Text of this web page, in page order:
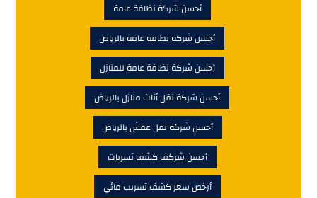
أحسن شركة نظافة عامة
أحسن شركة نظافة عامة بالرياض
أحسن شركة نظافة عامة للمنازل
أحسن شركة نقل أثاث منازل بالرياض
أحسن شركة نقل عفش بالرياض
أحسن شركف كشف تسربات
أرخص سعر كشف تسريب مائي